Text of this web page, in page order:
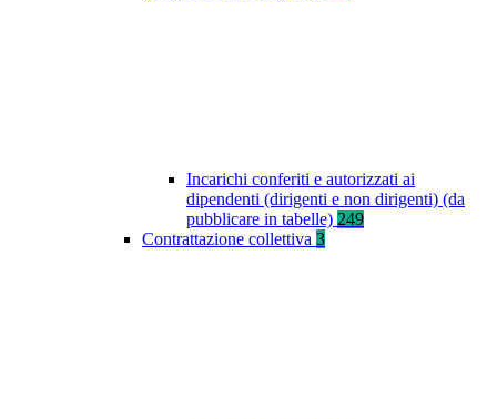
Incarichi conferiti e autorizzati ai
dipendenti (dirigenti e non dirigenti) (da
pubblicare in tabelle) 249
Contrattazione collettiva 3